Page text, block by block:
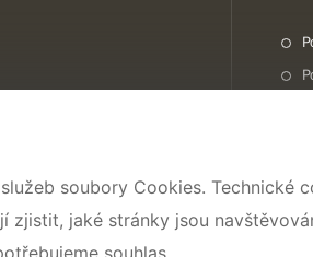
soubory Cookies. Technické
jaké stránky jsou
souhlas.